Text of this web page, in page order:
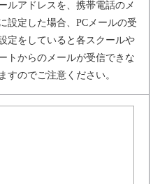
ルアドレスを、携帯電話のメ
設定した場合、PCメールの受
定をしていると各スクールや
トからのメールが受信できな
すのでご注意ください。